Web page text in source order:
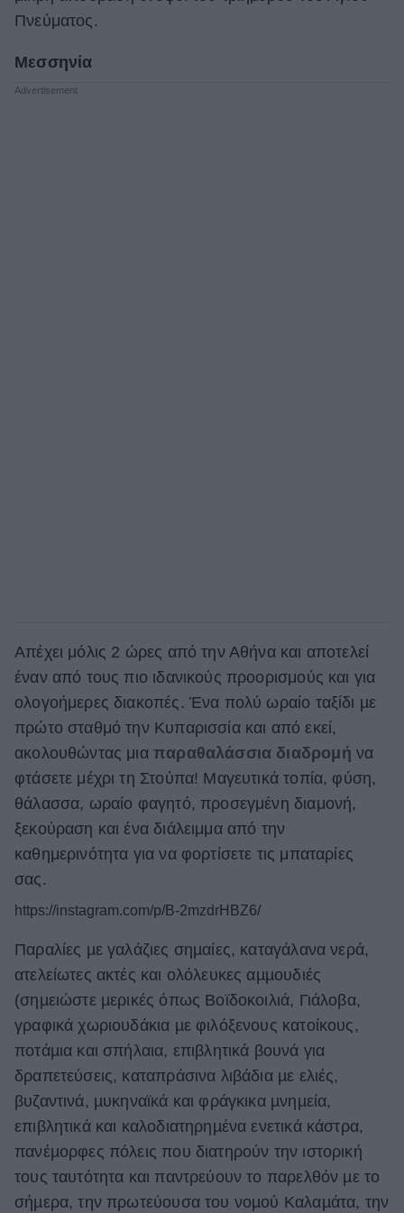
Πνεύματος.
Μεσσηνία
Απέχει μόλις 2 ώρες από την Αθήνα και αποτελεί
έναν από τους πιο ιδανικούς προορισμούς και για
ολογοήμερες διακοπές. Ένα πολύ ωραίο ταξίδι µε
πρώτο σταθμό την Κυπαρισσία και από εκεί,
ακολουθώντας μια παραθαλάσσια διαδρομή να
φτάσετε μέχρι τη Στούπα! Μαγευτικά τοπία, φύση,
θάλασσα, ωραίο φαγητό, προσεγμένη διαμονή,
ξεκούραση και ένα διάλειμμα από την
καθημερινότητα για να φορτίσετε τις μπαταρίες
σας.
https://instagram.com/p/B-2mzdrHBZ6/
Παραλίες µε γαλάζιες σηµαίες, καταγάλανα νερά,
ατελείωτες ακτές και ολόλευκες αµµουδιές
(σηµειώστε µερικές όπως Βοϊδοκοιλιά, Γιάλοβα,
γραφικά χωριουδάκια µε φιλόξενους κατοίκους,
ποτάµια και σπήλαια, επιβλητικά βουνά για
δραπετεύσεις, καταπράσινα λιβάδια µε ελιές,
βυζαντινά, µυκηναϊκά και φράγκικα µνηµεία,
επιβλητικά και καλοδιατηρηµένα ενετικά κάστρα,
πανέµορφες πόλεις που διατηρούν την ιστορική
τους ταυτότητα και παντρεύουν το παρελθόν µε το
σήµερα, την πρωτεύουσα του νοµού Καλαµάτα, την